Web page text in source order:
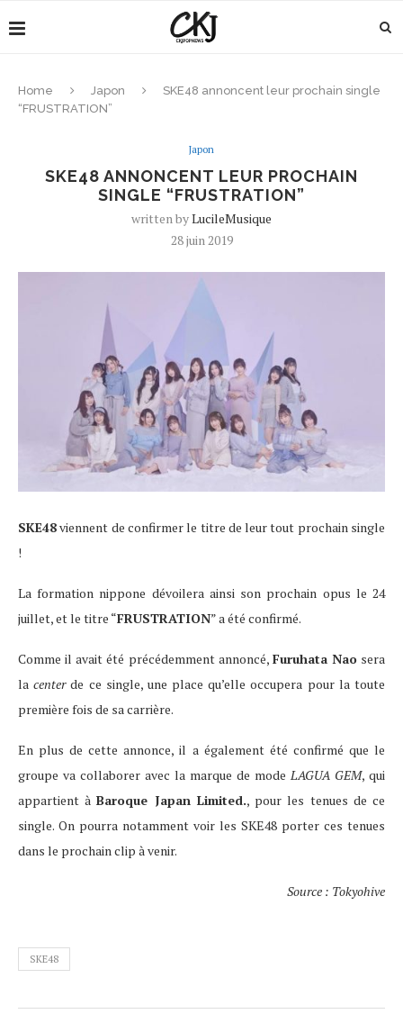
Home Japon
SKE48 annoncent leur prochain single
“FRUSTRATION”
Japon
SKE48 ANNONCENT LEUR PROCHAIN
SINGLE “FRUSTRATION”
written byLucileMusique
28 juin 2019
SKE48viennent de confirmer le titre de leur tout prochain single
!
La formation nippone dévoilera ainsi son prochain opus le 24
juillet, et le titre “FRUSTRATION” a été confirmé.
Comme il avait été précédemment annoncé, Furuhata Naosera
lacenterde ce single, une place qu’elle occupera pour la toute
première fois de sa carrière.
En plus de cette annonce, il a également été confirmé que le
groupe va collaborer avec la marque de mode LAGUA GEM, qui
appartient àBaroque Japan Limited., pour les tenues de ce
single. On pourra notamment voir les SKE48 porter ces tenues
dans le prochain clip à venir.
Source : Tokyohive
SKE48